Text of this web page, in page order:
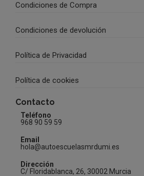
Condiciones de Compra
Condiciones de devolución
Política de Privacidad
Política de cookies
Contacto
Teléfono
968 90 59 59
Email
hola@autoescuelasmrdumi.es
Dirección
C/ Floridablanca, 26, 30002 Murcia